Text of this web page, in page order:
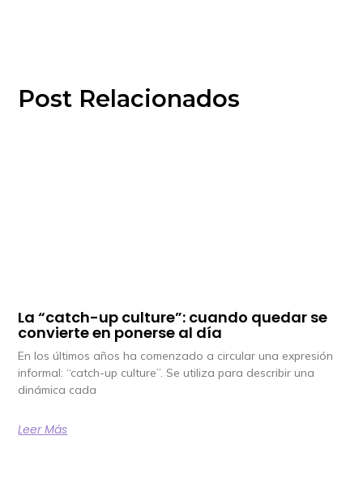
Post Relacionados
La “catch-up culture”: cuando quedar se
convierte en ponerse al día
En los últimos años ha comenzado a circular una expresión
informal: “catch-up culture”. Se utiliza para describir una
dinámica cada
Leer Más